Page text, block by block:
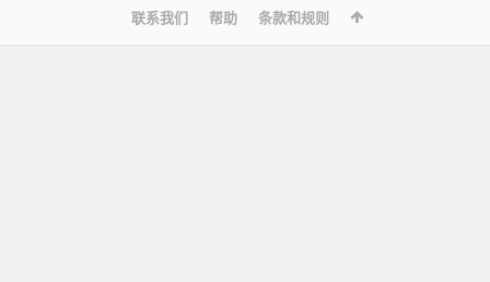
联系我们 帮助 条款和规则